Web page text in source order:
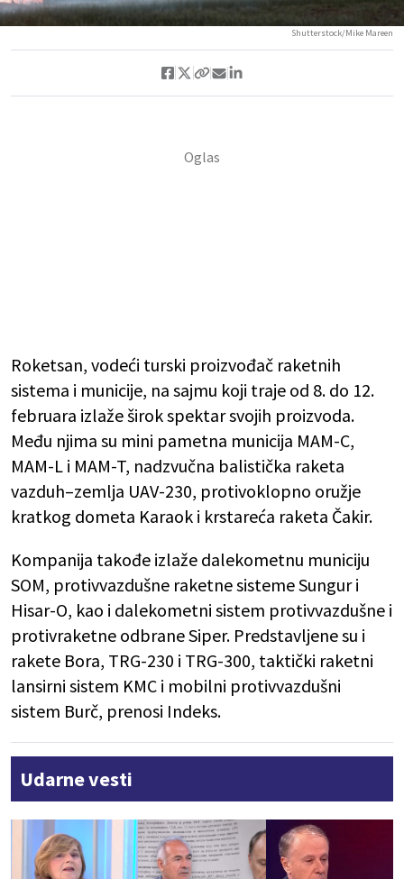
Shutterstock/Mike Mareen
Roketsan, vodeći turski proizvođač raketnih
sistema i municije, na sajmu koji traje od 8. do 12.
februara izlaže širok spektar svojih proizvoda.
Među njima su mini pametna municija MAM-C,
MAM-L i MAM-T, nadzvučna balistička raketa
vazduh–zemlja UAV-230, protivoklopno oružje
kratkog dometa Karaok i krstareća raketa Čakir.
Kompanija takođe izlaže dalekometnu municiju
SOM, protivvazdušne raketne sisteme Sungur i
Hisar-O, kao i dalekometni sistem protivvazdušne i
protivraketne odbrane Siper. Predstavljene su i
rakete Bora, TRG-230 i TRG-300, taktički raketni
lansirni sistem KMC i mobilni protivvazdušni
sistem Burč, prenosi Indeks.
Udarne vesti